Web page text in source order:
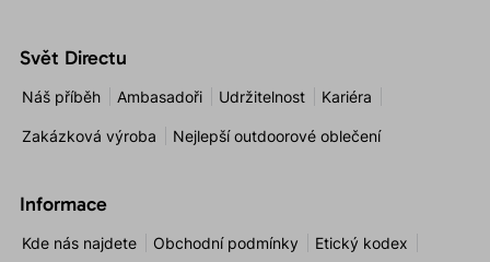
Svět Directu
Náš příběh Ambasadoři Udržitelnost Kariéra
Zakázková výroba Nejlepší outdoorové oblečení
Informace
Kde nás najdete Obchodní podmínky Etický kodex